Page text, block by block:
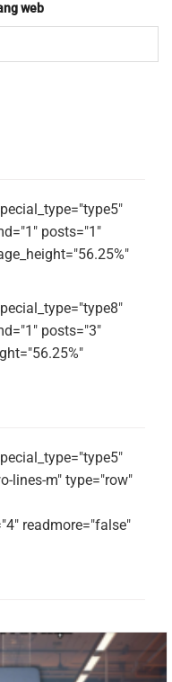
web
posts="1"
posts="3"
lines-m" type="row"
readmore="false"